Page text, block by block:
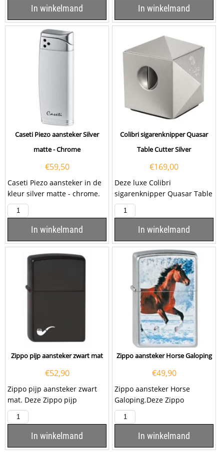
In winkelmand In winkelmand
Caseti Piezo aansteker Silver
matte - Chrome
€59,50
Caseti Piezo aansteker in de
kleur silver matte - chrome.
Deze aansteker heeft een
elektrische...
In winkelmand
Colibri sigarenknipper Quasar
Table Cutter Silver
€169,00
Deze luxe Colibri
sigarenknipper Quasar Table
Cutter Silver is één
combinatie van de...
In winkelmand
Zippo pijp aansteker zwart mat
€52,90
Zippo pijp aansteker zwart
mat. Deze Zippo pijp
aansteker heeft een mat
zwarte afwerking over...
In winkelmand
Zippo aansteker Horse Galoping
€49,90
Zippo aansteker Horse
Galoping.Deze Zippo
aansteker heeft een street
chrome afwerking met aan
In winkelmand